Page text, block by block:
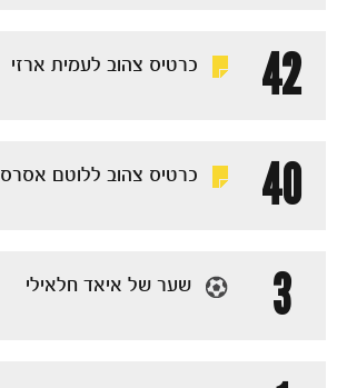
42
כרטיס צהוב לעמית ארזי
40 כרטיס צהוב ללוטם אסרס
3 שער של איאד חלאילי